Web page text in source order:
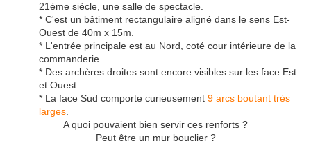
21ème siècle, une salle de spectacle.
* C'est un bâtiment rectangulaire aligné dans le sens Est-
Ouest de 40m x 15m.
* L'entrée principale est au Nord, coté cour intérieure de la
commanderie.
* Des archères droites sont encore visibles sur les face Est
et Ouest.
* La face Sud comporte curieusement 9 arcs boutant très
larges
A quoi pouvaient bien servir ces renforts ?
Peut être un mur bouclier ?